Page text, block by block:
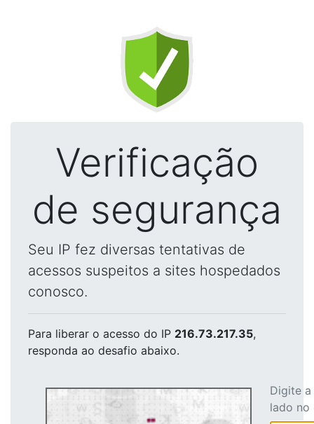
Verificação
de segurança
Seu IP fez diversas tentativas de
acessos suspeitos a sites hospedados
conosco.
Para liberar o acesso do IP 216.73.217.35,
responda ao desafio abaixo.
Digite
lado no